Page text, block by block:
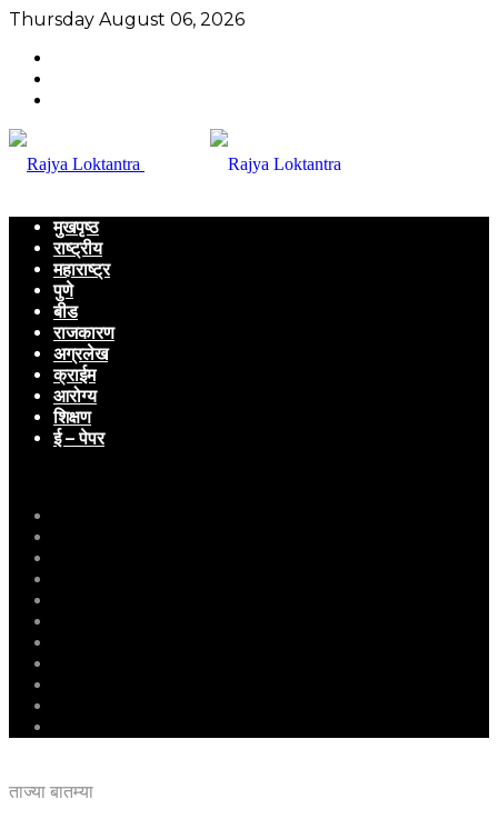
Thursday August 06, 2026
मुखपृष्ठ
राष्ट्रीय
महाराष्ट्र
पुणे
बीड
राजकारण
अग्रलेख
क्राईम
आरोग्य
शिक्षण
ई – पेपर
ताज्या बातम्या